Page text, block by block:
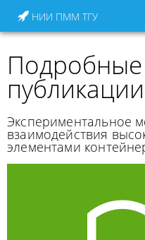
НИИ ПММ ТГУ
публикации
Экспериментальное
взаимодействия
элементами